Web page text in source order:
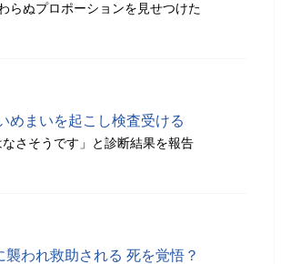
らぬプロポーションを見せつけた
めまいを起こし検査受ける
さそうです」と診断結果を報告
われ救助される 死を覚悟？